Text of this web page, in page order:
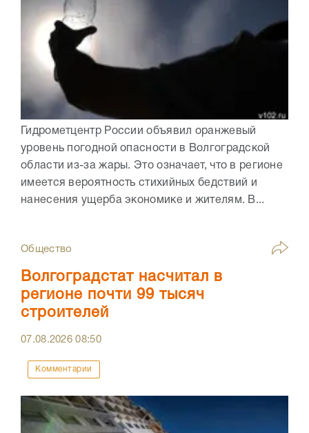
Гидрометцентр России объявил оранжевый
уровень погодной опасности в Волгоградской
области из-за жары. Это означает, что в регионе
имеется вероятность стихийных бедствий и
нанесения ущерба экономике и жителям. В...
Общество
Волгоградстат насчитал в
регионе почти 99 тысяч
строителей
07.08.202608:50
Комментарии